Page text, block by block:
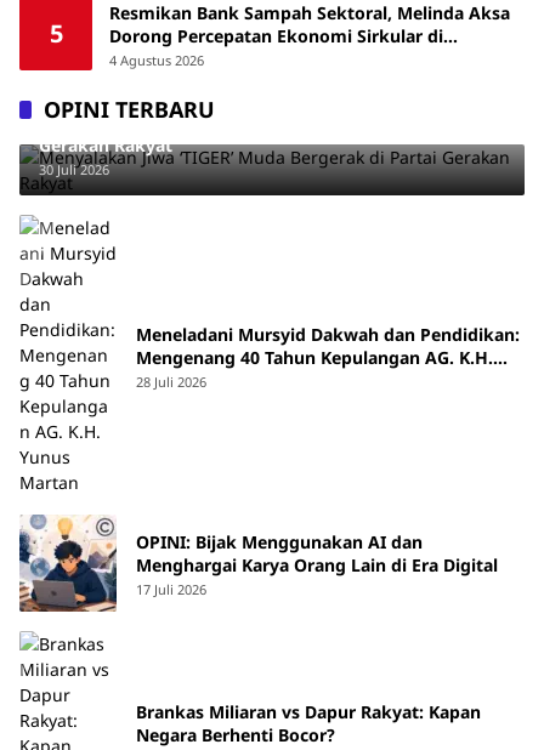
5
Resmikan Bank Sampah Sektoral, Melinda Aksa
Dorong Percepatan Ekonomi Sirkular di
Makassar
4 Agustus 2026
OPINI TERBARU
Menyalakan Jiwa ‘TIGER’ Muda Bergerak di Partai
Gerakan Rakyat
30 Juli 2026
Meneladani Mursyid Dakwah dan Pendidikan:
Mengenang 40 Tahun Kepulangan AG. K.H.
Yunus Martan
28 Juli 2026
OPINI: Bijak Menggunakan AI dan
Menghargai Karya Orang Lain di Era Digital
17 Juli 2026
Brankas Miliaran vs Dapur Rakyat: Kapan
Negara Berhenti Bocor?